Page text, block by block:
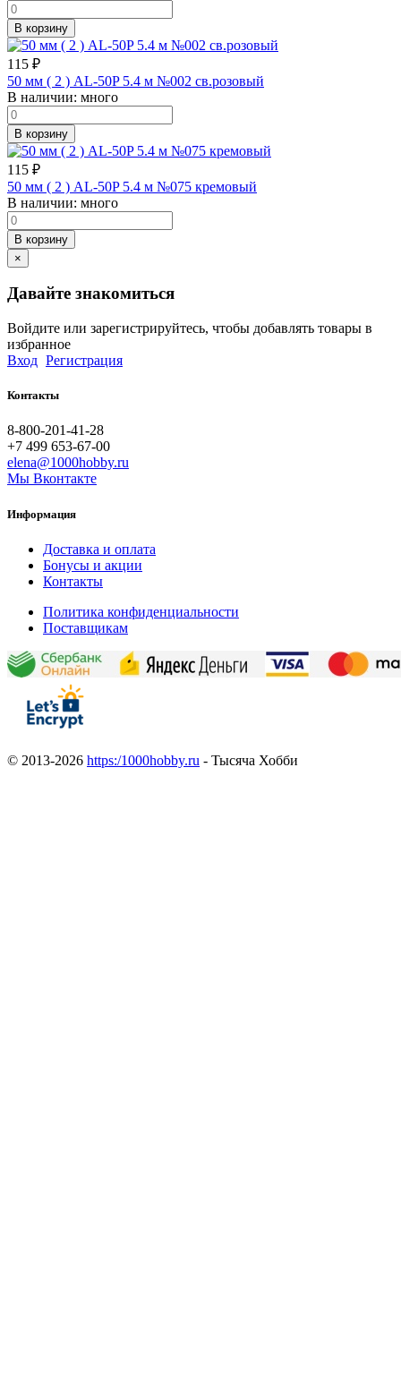
В корзину
115 ₽
50 мм ( 2 ) AL-50P 5.4 м №002 св.розовый
В наличии: много
В корзину
115 ₽
50 мм ( 2 ) AL-50P 5.4 м №075 кремовый
В наличии: много
В корзину
×
Давайте знакомиться
Войдите или зарегистрируйтесь, чтобы добавлять товары в
избранное
Вход Регистрация
Контакты
8-800-201-41-28
+7 499 653-67-00
elena@1000hobby.ru
Мы Вконтакте
Информация
Доставка и оплата
Бонусы и акции
Контакты
Политика конфиденциальности
Поставщикам
© 2013-2026 https:/1000hobby.ru - Тысяча Хобби